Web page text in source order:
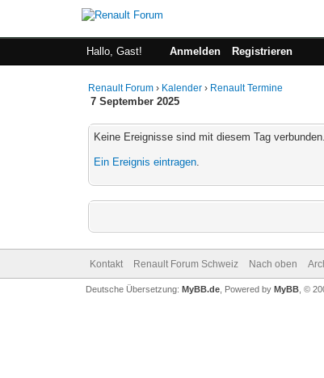
Hallo, Gast! Anmelden Registrieren
Renault Forum › Kalender › Renault Termine
7 September 2025
Keine Ereignisse sind mit diesem Tag verbunden.
Ein Ereignis eintragen.
Kontakt Renault Forum Schweiz Nach oben
Deutsche Übersetzung: MyBB.de, Powered by MyBB, ©